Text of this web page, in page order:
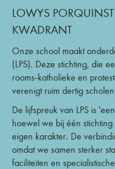
LOWYS
KWADRANT
Onze school maakt
(LPS). Deze stichting, die
rooms-katholieke en
verenigt ruim dertig
De lijfspreuk van LPS is
hoewel we bij één
eigen karakter. De
omdat we samen sterker
faciliteiten en